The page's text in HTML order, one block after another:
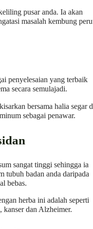
pusar anda. Ia akan
masalah kembung
penyelesaian yang terbaik
secara semulajadi.
bersama halia segar
sebagai penawar.
sangat tinggi sehingga ia
tubuh badan anda daripada
bebas.
herba ini adalah seperti
kanser dan Alzheimer.